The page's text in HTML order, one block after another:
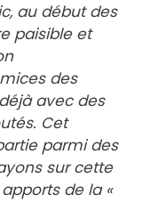
au début des
paisible et
des
avec des
Cet
parmi des
sur cette
de la «